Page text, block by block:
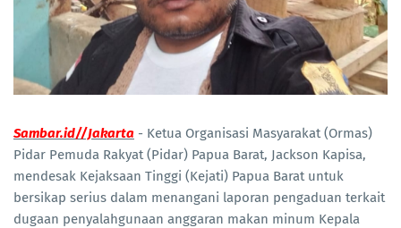
Sambar.id//Jakarta - Ketua Organisasi Masyarakat (Ormas)
Pidar Pemuda Rakyat (Pidar) Papua Barat, Jackson Kapisa,
mendesak Kejaksaan Tinggi (Kejati) Papua Barat untuk
bersikap serius dalam menangani laporan pengaduan terkait
dugaan penyalahgunaan anggaran makan minum Kepala